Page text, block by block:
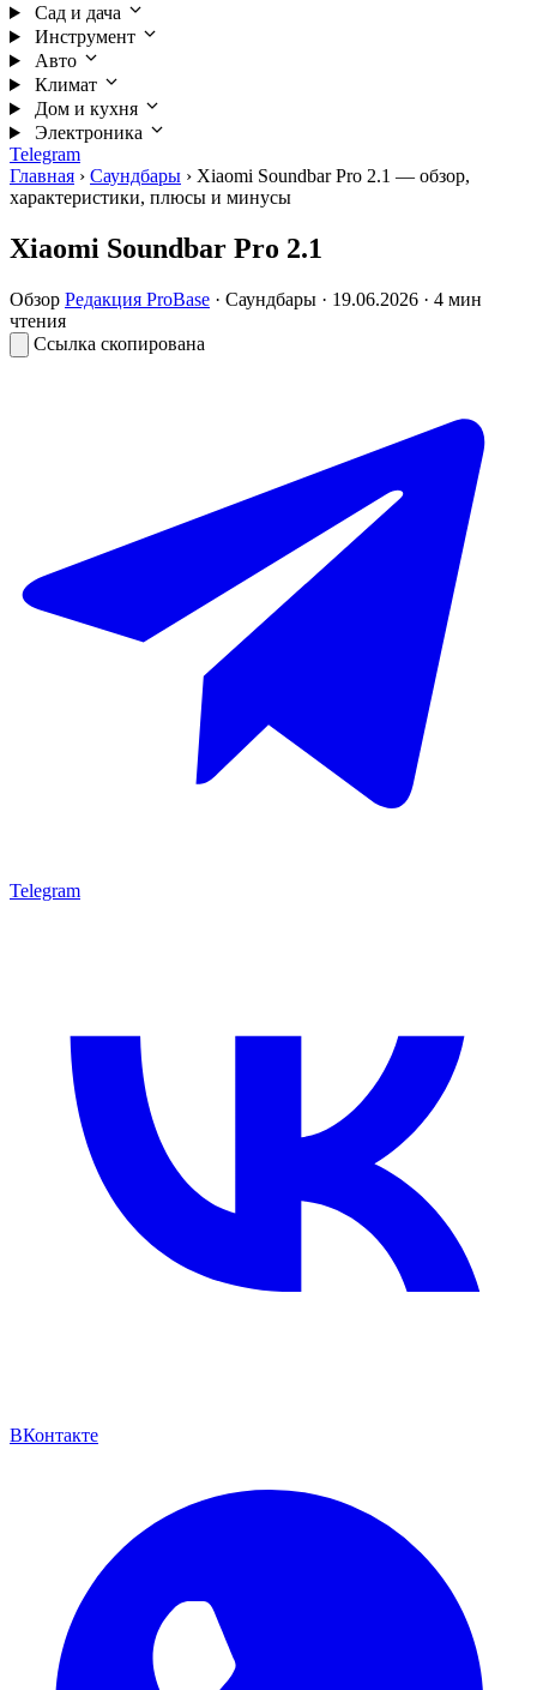
Сад и дача
Инструмент
Авто
Климат
Дом и кухня
Электроника
Telegram
Главная › Саундбары › Xiaomi Soundbar Pro 2.1 — обзор,
характеристики, плюсы и минусы
Xiaomi Soundbar Pro 2.1
Обзор Редакция ProBase · Саундбары · 19.06.2026 · 4 мин
чтения
Ссылка скопирована
Telegram
ВКонтакте